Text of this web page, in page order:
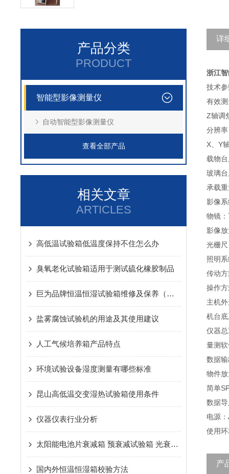
产品分类
PRODUCT
智能型影像测量仪
自动智能型影像测量仪
查看全部产品
相关文章
ARTICLES
高低温试验箱低温度保持不住怎么办
臭氧老化试验箱适用于测试硫化橡胶制品
巨为品牌恒温恒湿试验箱维修及保养（必读）
盐雾腐蚀试验机的用途及其使用建议
人工气候培养箱产品特点
环境试验设备湿度测量有哪些标准
昆山高低温交变湿热试验箱使用条件
仪器仪表行业分析
太阳能电池片衰减箱 预衰减试验箱 光衰箱 光衰试验箱
国内外恒温恒湿箱校验方法
详
浙江
技术
有效
Z轴调
分辨
X、Y
载物
玻璃
承载
影像
物镜
影像
光栅
照明
传动
操作
主机
机台
仪器
量测
数据
物件
简单
数据
电源
使用
产